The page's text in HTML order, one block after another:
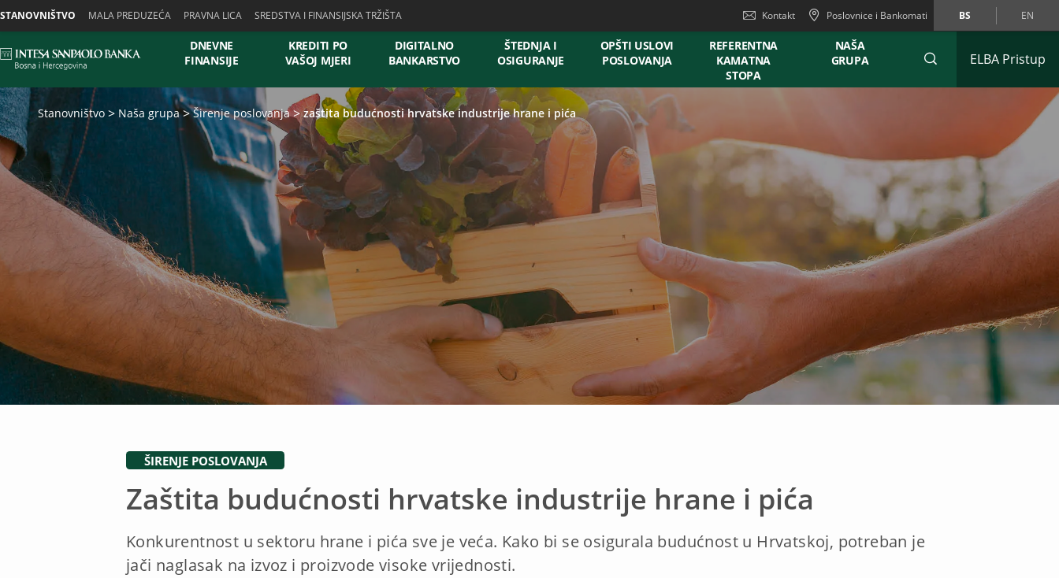
STANOVNIŠTVO MALA PREDUZEĆA PRAVNA LICA SREDSTVA I FINANSIJSKA TRŽIŠTA Kontakt Poslovnice i Bankomati BS EN
DNEVNE
FINANSIJE
KREDITI PO
VAŠOJ MJERI
DIGITALNO
BANKARSTVO
ŠTEDNJA I
OSIGURANJE
OPŠTI USLOVI
POSLOVANJA
REFERENTNA
KAMATNA
STOPA
NAŠA
GRUPA
ELBA Pristup
Stanovništvo Naša grupa Širenje poslovanja zaštita budućnosti hrvatske industrije hrane i pića
ŠIRENJE POSLOVANJA
Zaštita budućnosti hrvatske industrije hrane i pića
Konkurentnost u sektoru hrane i pića sve je veća. Kako bi se osigurala budućnost u Hrvatskoj, potreban je
jači naglasak na izvoz i proizvode visoke vrijednosti.